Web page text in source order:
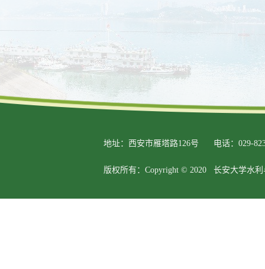
地址：西安市雁塔路126号 电话：029-
版权所有：Copyright © 2020 长安大学水利